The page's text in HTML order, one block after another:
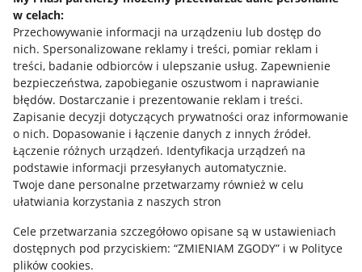
w celach:
Przechowywanie informacji na urządzeniu lub dostęp do
nich. Spersonalizowane reklamy i treści, pomiar reklam i
treści, badanie odbiorców i ulepszanie usług. Zapewnienie
bezpieczeństwa, zapobieganie oszustwom i naprawianie
błędów. Dostarczanie i prezentowanie reklam i treści.
Zapisanie decyzji dotyczących prywatności oraz informowanie
o nich. Dopasowanie i łączenie danych z innych źródeł.
Łączenie różnych urządzeń. Identyfikacja urządzeń na
podstawie informacji przesyłanych automatycznie.
Twoje dane personalne przetwarzamy również w celu
ułatwiania korzystania z naszych stron
Cele przetwarzania szczegółowo opisane są w ustawieniach
dostępnych pod przyciskiem: “ZMIENIAM ZGODY” i w Polityce
plików cookies.
Allegro Gadane dla sprzedających
Allegro Gadane dla kupujących
Mapa miejscowości
Informacje prawne
Regulamin
Polityka plików "cookies"
Ustawienia plików "cookies"
Udostępnianie lokalizacji
Informacje dla Aktu o Usługach Cyfrowych